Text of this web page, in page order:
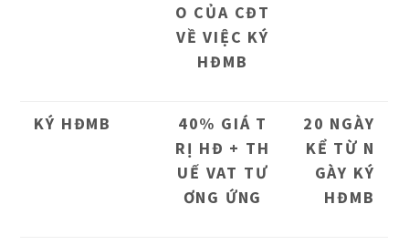
O CỦA CĐT
VỀ VIỆC KÝ
HĐMB
KÝ HĐMB
40% GIÁ T
RỊ HĐ + TH
UẾ VAT TƯ
ƠNG ỨNG
20 NGÀY
KỂ TỪ N
GÀY KÝ
HĐMB